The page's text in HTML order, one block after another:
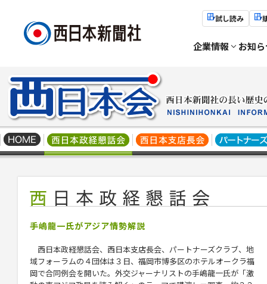
試し読み
企業情報 お知
手嶋龍一氏がアジア情勢解説
西日本政経懇話会、西日本支店長会、パートナーズクラブ、 地
域フォーラムの４団体は３日、福岡市博多区のホテルオークラ福
岡で合同例会を開いた。外交ジャーナリストの手嶋龍一氏が「激